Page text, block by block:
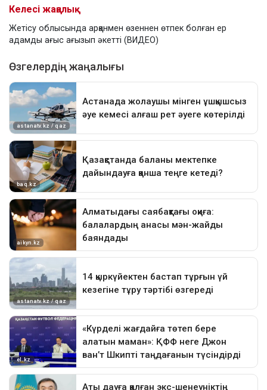
Келесі жаңалық
Жетісу облысында арқанмен өзеннен өтпек болған ер
адамды ағыс ағызып әкетті (ВИДЕО)